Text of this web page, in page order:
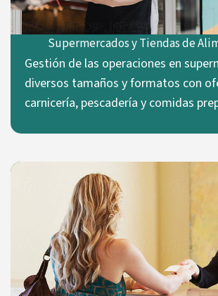
Supermercados y Tiendas de
Gestión de las operaciones en
diversos tamaños y formatos con
carnicería, pescadería y comidas